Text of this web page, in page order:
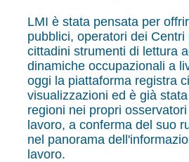
LMI è stata pensata per
pubblici, operatori dei
cittadini strumenti di lettura
dinamiche occupazionali a
oggi la piattaforma registra
visualizzazioni ed è già
regioni nei propri
lavoro, a conferma del suo
nel panorama
lavoro.